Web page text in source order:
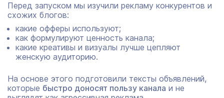
Перед запуском мы изучили рекламу конкурентов и
схожих блогов:
какие офферы используют;
как формулируют ценность канала;
какие креативы и визуалы лучше цепляют
женскую аудиторию.
На основе этого подготовили тексты объявлений,
которые быстро доносят пользу канала и не